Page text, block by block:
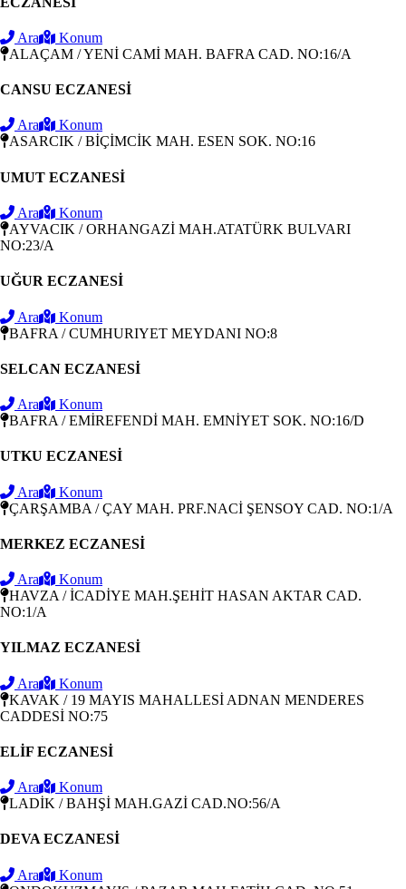
Ara
Konum
ALAÇAM / YENİ CAMİ MAH. BAFRA CAD. NO:16/A
CANSU ECZANESİ
Ara
Konum
ASARCIK / BİÇİMCİK MAH. ESEN SOK. NO:16
UMUT ECZANESİ
Ara
Konum
AYVACIK / ORHANGAZİ MAH.ATATÜRK BULVARI
NO:23/A
UĞUR ECZANESİ
Ara
Konum
BAFRA / CUMHURIYET MEYDANI NO:8
SELCAN ECZANESİ
Ara
Konum
BAFRA / EMİREFENDİ MAH. EMNİYET SOK. NO:16/D
UTKU ECZANESİ
Ara
Konum
ÇARŞAMBA / ÇAY MAH. PRF.NACİ ŞENSOY CAD. NO:1/A
MERKEZ ECZANESİ
Ara
Konum
HAVZA / İCADİYE MAH.ŞEHİT HASAN AKTAR CAD.
NO:1/A
YILMAZ ECZANESİ
Ara
Konum
KAVAK / 19 MAYIS MAHALLESİ ADNAN MENDERES
CADDESİ NO:75
ELİF ECZANESİ
Ara
Konum
LADİK / BAHŞİ MAH.GAZİ CAD.NO:56/A
DEVA ECZANESİ
Ara
Konum